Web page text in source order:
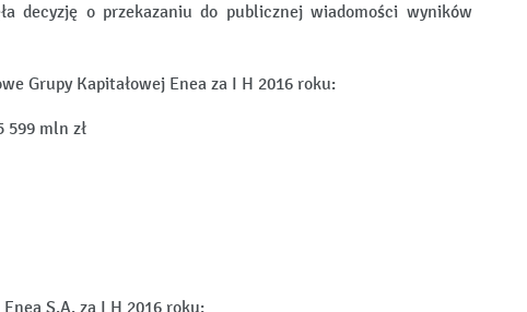
decyzję o przekazaniu do publicznej wiadomości wyników
Grupy Kapitałowej Enea za I H 2016 roku:
599 mln zł
S.A. za I H 2016 roku: